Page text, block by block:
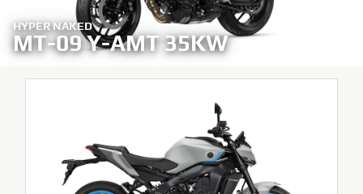
HYPER NAKED
MT-09 Y-AMT 35KW